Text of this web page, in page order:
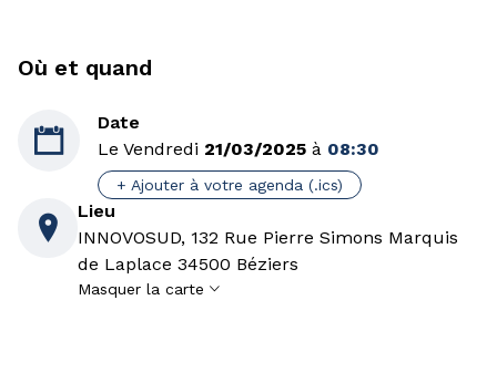
Où et quand

Date
Le Vendredi 21/03/2025 à 08:30
+ Ajouter à votre agenda (.ics)

Lieu
INNOVOSUD, 132 Rue Pierre Simons Marquis
de Laplace 34500 Béziers
Masquer la carte 